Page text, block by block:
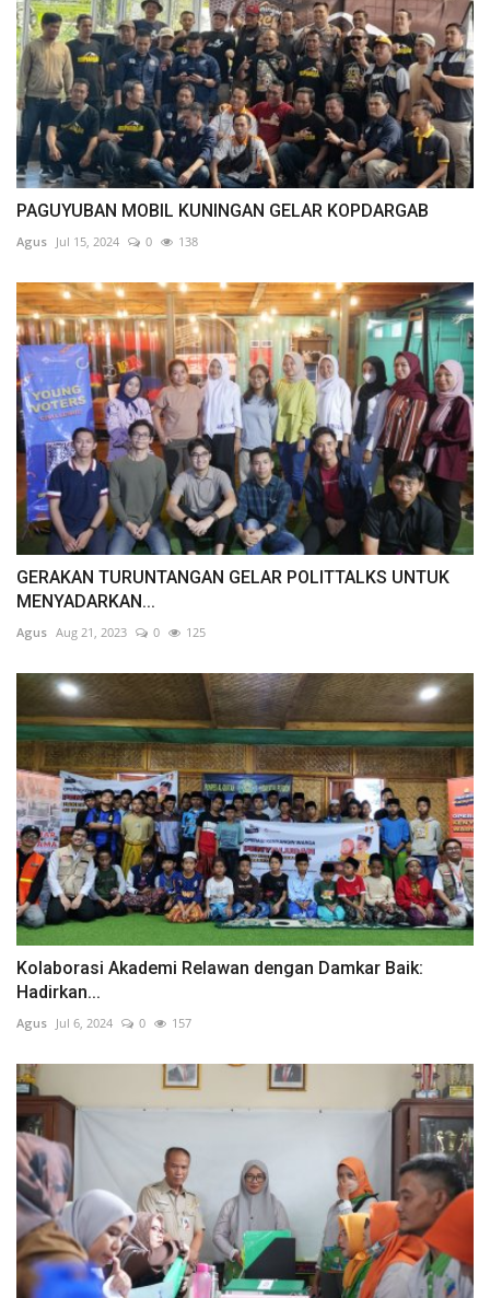
PAGUYUBAN MOBIL KUNINGAN GELAR KOPDARGAB
Agus Jul 15, 2024 0 138
GERAKAN TURUNTANGAN GELAR POLITTALKS UNTUK
MENYADARKAN...
Agus Aug 21, 2023 0 125
Kolaborasi Akademi Relawan dengan Damkar Baik:
Hadirkan...
Agus Jul 6, 2024 0 157